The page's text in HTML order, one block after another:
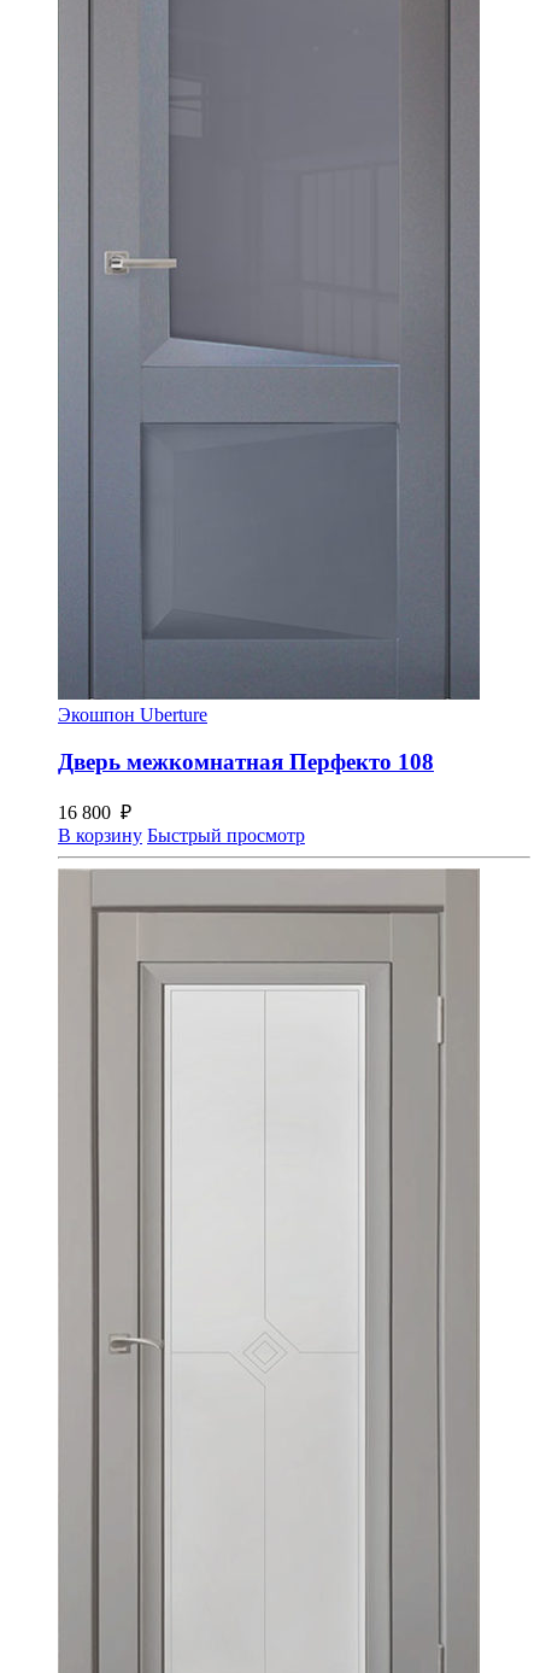
Экошпон Uberture
Дверь межкомнатная Перфекто 108
16 800 ₽
В корзину Быстрый просмотр